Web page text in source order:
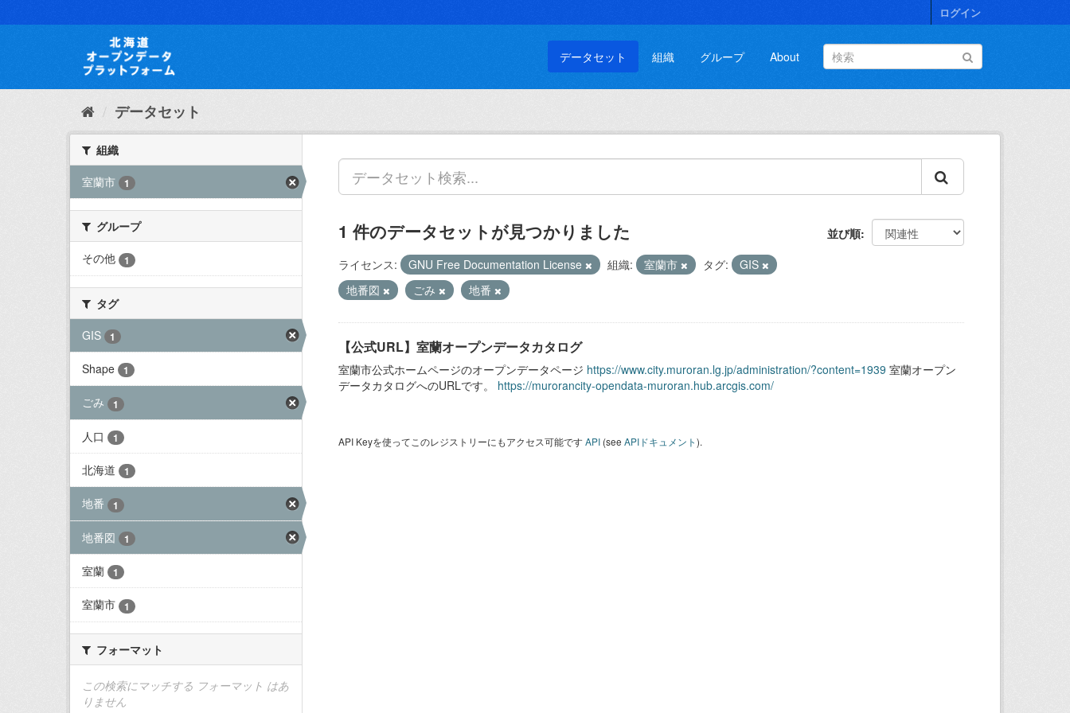
キ
て
ログイン
データセット 組織 グループ About
データセット
組織
室蘭市
1
グループ
その他
1
タグ
GIS
1
Shape 1
ごみ 1
人口 1
北海道 1
地番 1
地番図 1
室蘭 1
室蘭市 1
フォーマット
この検索にマッチする フォーマット はあ
りません
並び順
1 件のデータセットが見つかりました
ライセンス: GNU Free Documentation License 組織: 室蘭市 タグ:
GIS
地番図
ごみ 地番
【公式URL】室蘭オープンデータカタログ
室蘭市公式ホームページのオープンデータページ https://www.city.muroran.lg.jp/administration/?content=1939 室蘭オープン
データカタログへのURLです。 https://murorancity-opendata-muroran.hub.arcgis.com/
API Keyを使ってこのレジストリーにもアクセス可能ですAPI (see APIドキュメント).